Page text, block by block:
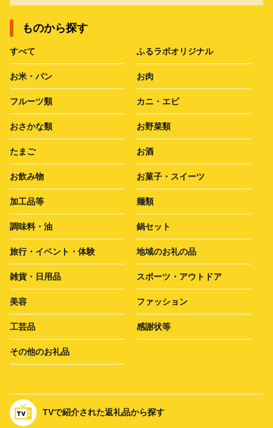
ものから探す
すべて ふるラボオリジナル
お米・パン お肉
フルーツ類 カニ・エビ
おさかな類 お野菜類
たまご お酒
お飲み物 お菓子・スイーツ
加工品等 麺類
調味料・油 鍋セット
旅行・イベント・体験 地域のお礼の品
雑貨・日用品 スポーツ・アウトドア
美容 ファッション
工芸品 感謝状等
その他のお礼品
TVで紹介された返礼品から探す